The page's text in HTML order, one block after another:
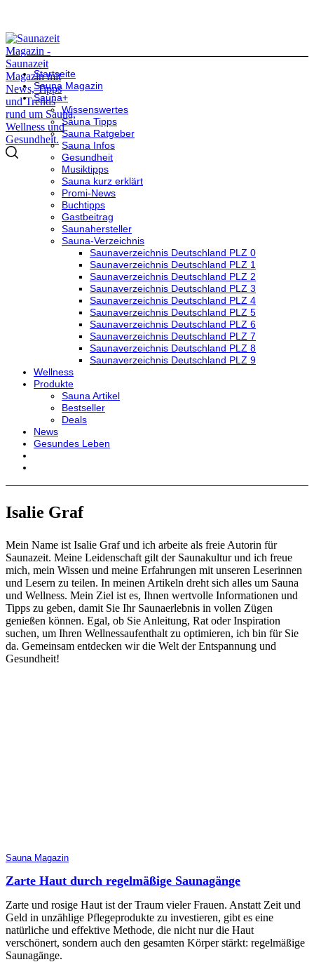
Startseite
Sauna Magazin
Sauna+
Wissenswertes
Sauna Tipps
Sauna Ratgeber
Sauna Infos
Gesundheit
Musiktipps
Sauna kurz erklärt
Promi-News
Buchtipps
Gastbeitrag
Saunahersteller
Sauna-Verzeichnis
Saunaverzeichnis Deutschland PLZ 0
Saunaverzeichnis Deutschland PLZ 1
Saunaverzeichnis Deutschland PLZ 2
Saunaverzeichnis Deutschland PLZ 3
Saunaverzeichnis Deutschland PLZ 4
Saunaverzeichnis Deutschland PLZ 5
Saunaverzeichnis Deutschland PLZ 6
Saunaverzeichnis Deutschland PLZ 7
Saunaverzeichnis Deutschland PLZ 8
Saunaverzeichnis Deutschland PLZ 9
Wellness
Produkte
Sauna Artikel
Bestseller
Deals
News
Gesundes Leben
Isalie Graf
Mein Name ist Isalie Graf und ich arbeite als freie Autorin für
Saunazeit. Meine Leidenschaft gilt der Saunakultur und ich freue
mich, mein Wissen und meine Erfahrungen mit unseren Leserinnen
und Lesern zu teilen. In meinen Artikeln dreht sich alles um Sauna
und Wellness. Mein Ziel ist es, Ihnen wertvolle Informationen und
Tipps zu geben, damit Sie Ihr Saunaerlebnis in vollen Zügen
genießen können. Egal, ob Sie Anleitung, Rat oder Inspiration
suchen, um Ihren Wellnessaufenthalt zu optimieren, ich bin für Sie
da. Gemeinsam entdecken wir die Welt der Entspannung und
Gesundheit!
Sauna Magazin
Zarte Haut durch regelmäßige Saunagänge
Zarte und rosige Haut ist der Traum vieler Frauen. Anstatt Zeit und
Geld in unzählige Pflegeprodukte zu investieren, gibt es eine
natürliche und effektive Methode, die nicht nur die Haut
verschönert, sondern auch den gesamten Körper stärkt: regelmäßige
Saunagänge.